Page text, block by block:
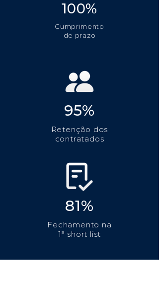
100%
Cumprimento
de prazo
95%
Retenção dos
contratados
81%
Fechamento na
1ª short list